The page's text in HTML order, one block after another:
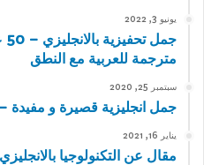
يونيو 3, 2022
مترجمة للعربية مع النطق
سبتمبر 25, 2020
جمل انجليزية قصيرة و مفيدة – 100 جملة
يناير 16, 2021
مقال عن التكنولوجيا